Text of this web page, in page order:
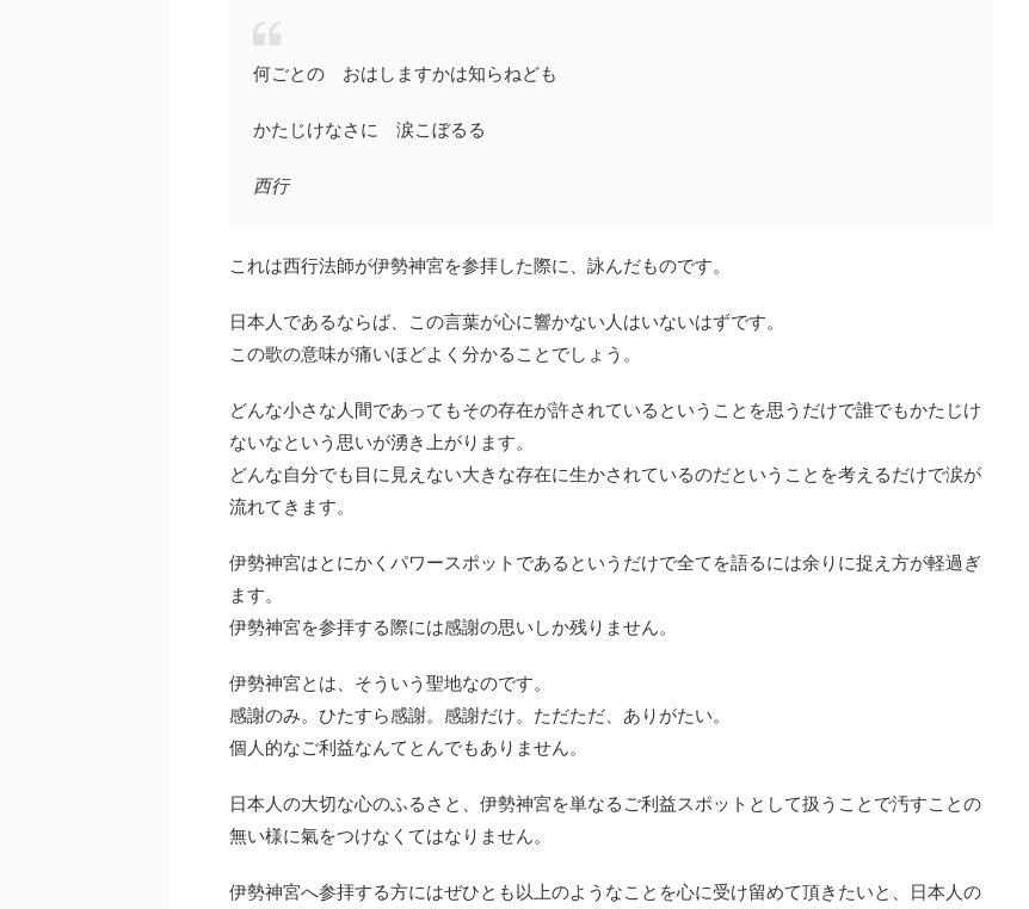
何ごとの おはしますかは知らねども
かたじけなさに 涙こぼるる
西行
これは西行法師が伊勢神宮を参拝した際に、詠んだものです。
日本人であるならば、この言葉が心に響かない人はいないはずです。
この歌の意味が痛いほどよく分かることでしょう。
どんな小さな人間であってもその存在が許されているということを思うだけで誰でもかたじけ
ないなという思いが湧き上がります。
どんな自分でも目に見えない大きな存在に生かされているのだということを考えるだけで涙が
流れてきます。
伊勢神宮はとにかくパワースポットであるというだけで全てを語るには余りに捉え方が軽過ぎ
ます。
伊勢神宮を参拝する際には感謝の思いしか残りません。
伊勢神宮とは、そういう聖地なのです。
感謝のみ。ひたすら感謝。感謝だけ。ただただ、ありがたい。
個人的なご利益なんてとんでもありません。
日本人の大切な心のふるさと、伊勢神宮を単なるご利益スポットとして扱うことで汚すことの
無い様に氣をつけなくてはなりません。
伊勢神宮へ参拝する方にはぜひとも以上のようなことを心に受け留めて頂きたいと、日本人の